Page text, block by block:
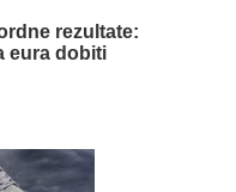
rezultate:
eura dobiti